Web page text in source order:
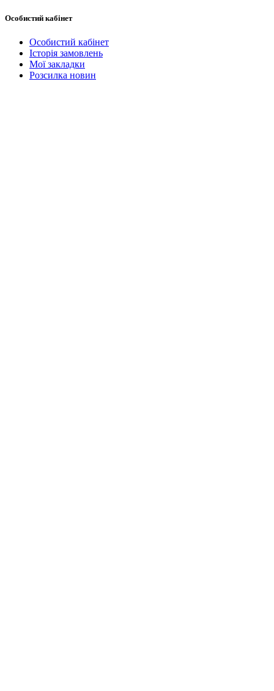
Особистий кабінет
Особистий кабінет
Історія замовлень
Мої закладки
Розсилка новин